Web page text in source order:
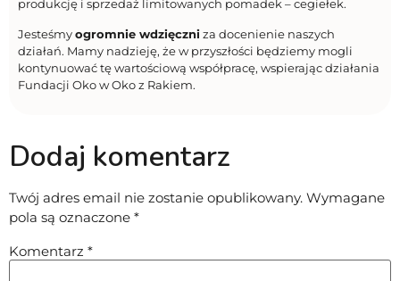
produkcję i sprzedaż limitowanych pomadek – cegiełek.
Jesteśmyogromnie wdzięczni za docenienie naszych
działań. Mamy nadzieję, że w przyszłości będziemy mogli
kontynuować tę wartościową współpracę, wspierając działania
Fundacji Oko w Oko z Rakiem.
Dodaj komentarz
Twój adres email nie zostanie opublikowany. Wymagane
pola są oznaczone *
Komentarz *